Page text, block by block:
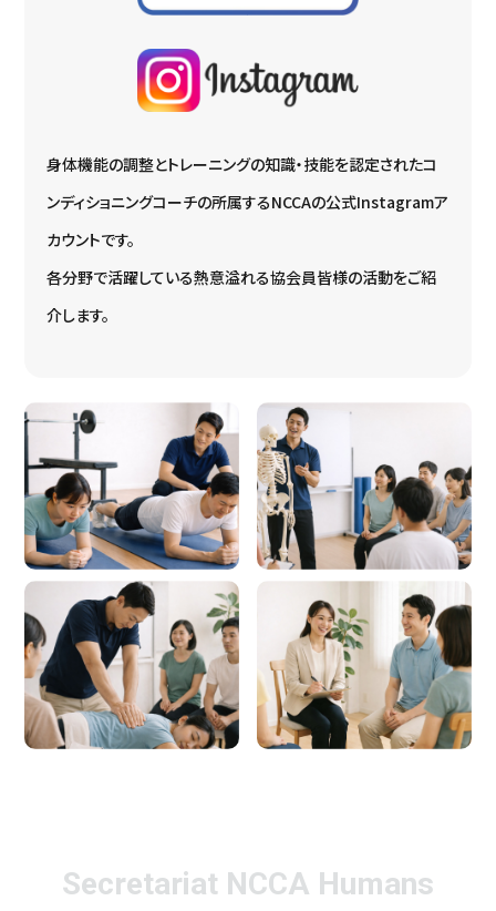
身体機能の調整とトレーニングの知識・技能を認定されたコ
ンディショニングコーチの所属するNCCAの公式Instagramア
カウントです。
各分野で活躍している熱意溢れる協会員皆様の活動をご紹
介します。
Secretariat NCCA Humans